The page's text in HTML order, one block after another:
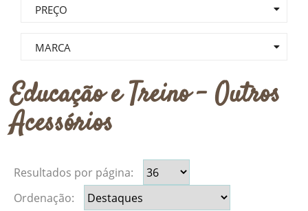
PREÇO
MARCA
Educação e Treino - Outros
Acessórios
Resultados por página:
Ordenação: